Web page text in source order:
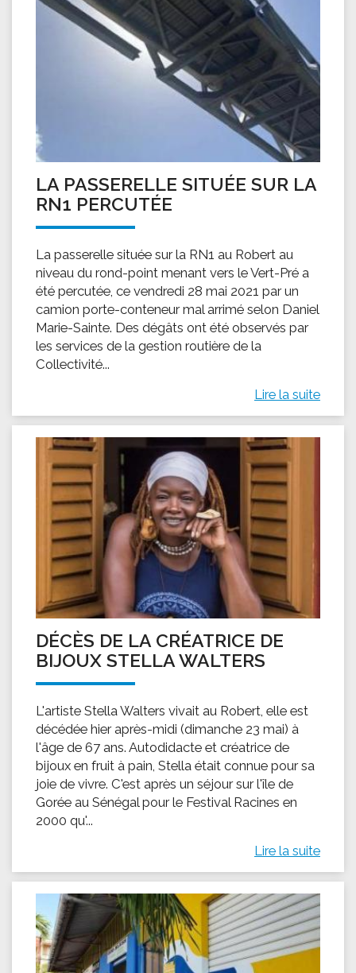
LA PASSERELLE SITUÉE SUR LA
RN1 PERCUTÉE
La passerelle située sur la RN1 au Robert au
niveau du rond-point menant vers le Vert-Pré a
été percutée, ce vendredi 28 mai 2021 par un
camion porte-conteneur mal arrimé selon Daniel
Marie-Sainte. Des dégâts ont été observés par
les services de la gestion routière de la
Collectivité...
Lire la suite
DÉCÈS DE LA CRÉATRICE DE
BIJOUX STELLA WALTERS
L'artiste Stella Walters vivait au Robert, elle est
décédée hier après-midi (dimanche 23 mai) à
l'âge de 67 ans. Autodidacte et créatrice de
bijoux en fruit à pain, Stella était connue pour sa
joie de vivre. C'est après un séjour sur l'île de
Gorée au Sénégal pour le Festival Racines en
2000 qu'...
Lire la suite